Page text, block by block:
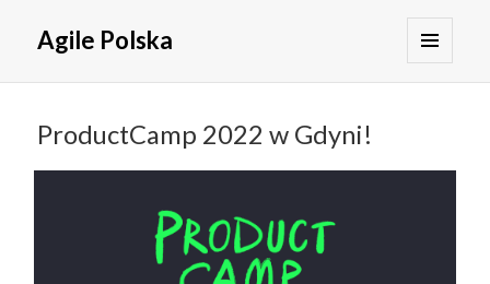
Agile Polska
ProductCamp 2022 w Gdyni!